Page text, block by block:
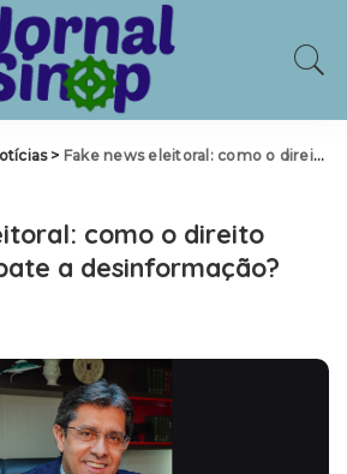
> Fake news eleitoral: como o direito eleitoral combate a desinformação?
como o direito
a desinformação?